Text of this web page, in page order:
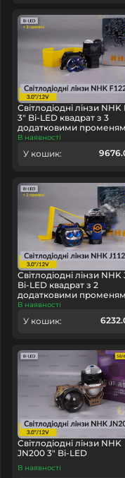
Світлодіодні лінзи NHK
3" Bi-LED квадрат з 3
додатковими
В наявності
У кошик:
Світлодіодні лінзи NHK
Bi-LED квадрат з 2
додатковими
В наявності
У кошик:
Світлодіодні лінзи NHK
JN200 3" Bi-LED
В наявності